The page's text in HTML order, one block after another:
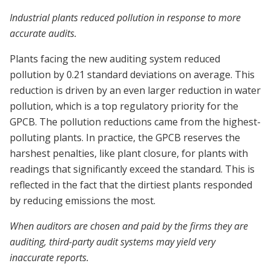
Industrial plants reduced pollution in response to more
accurate audits.
Plants facing the new auditing system reduced
pollution by 0.21 standard deviations on average. This
reduction is driven by an even larger reduction in water
pollution, which is a top regulatory priority for the
GPCB. The pollution reductions came from the highest-
polluting plants. In practice, the GPCB reserves the
harshest penalties, like plant closure, for plants with
readings that significantly exceed the standard. This is
reflected in the fact that the dirtiest plants responded
by reducing emissions the most.
When auditors are chosen and paid by the firms they are
auditing, third-party audit systems may yield very
inaccurate reports.